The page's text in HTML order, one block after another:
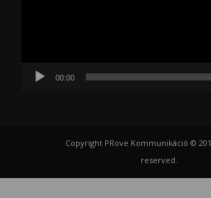
00:00
Copyright PRove Kommunikáció ©
reserved.